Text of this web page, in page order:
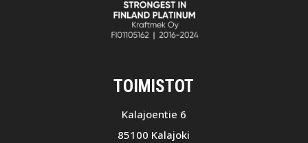
TOIMISTOT
Kalajoentie 6
85100 Kalajoki